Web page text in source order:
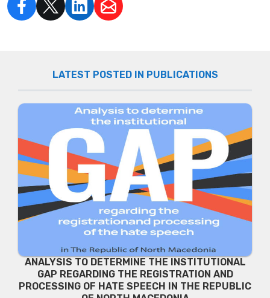
LATEST POSTED IN PUBLICATIONS
ANALYSIS TO DETERMINE THE INSTITUTIONAL
GAP REGARDING THE REGISTRATION AND
PROCESSING OF HATE SPEECH IN THE REPUBLIC